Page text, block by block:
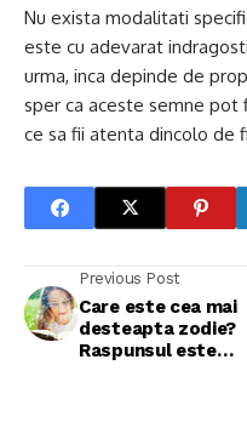
Nu exista modalitati
este cu adevarat
urma, inca depinde de
sper ca aceste semne pot
ce sa fii atenta dincolo de
Previous Post
Care este cea mai
desteapta zodie?
Raspunsul este